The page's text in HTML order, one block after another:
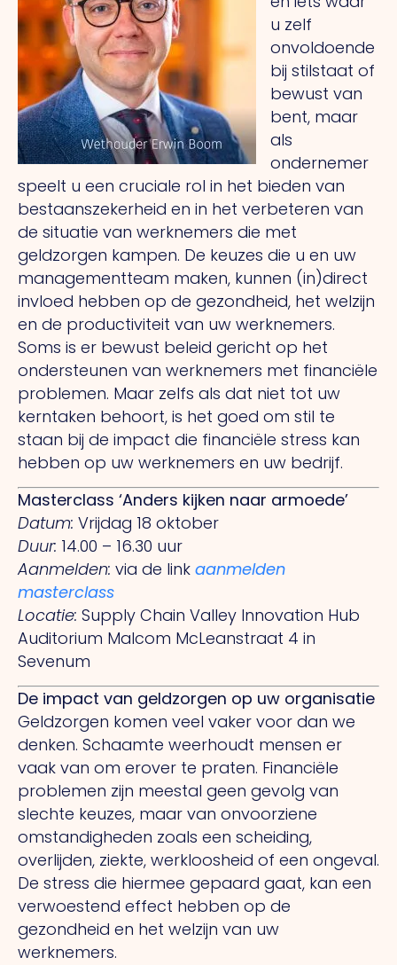
u zelf
onvoldoende
bij stilstaat of
bewust van
bent, maar
als
ondernemer
speelt u een cruciale rol in het bieden van
bestaanszekerheid en in het verbeteren van
de situatie van werknemers die met
geldzorgen kampen. De keuzes die u en uw
managementteam maken, kunnen (in)direct
invloed hebben op de gezondheid, het welzijn
en de productiviteit van uw werknemers.
Soms is er bewust beleid gericht op het
ondersteunen van werknemers met financiële
problemen. Maar zelfs als dat niet tot uw
kerntaken behoort, is het goed om stil te
staan bij de impact die financiële stress kan
hebben op uw werknemers en uw bedrijf.
Masterclass ‘Anders kijken naar armoede’
Datum: Vrijdag 18 oktober
Duur: 14.00 – 16.30 uur
Aanmelden: via de link aanmelden
masterclass
Locatie: Supply Chain Valley Innovation Hub
Auditorium Malcom McLeanstraat 4 in
Sevenum
De impact van geldzorgen op uw organisatie
Geldzorgen komen veel vaker voor dan we
denken. Schaamte weerhoudt mensen er
vaak van om erover te praten. Financiële
problemen zijn meestal geen gevolg van
slechte keuzes, maar van onvoorziene
omstandigheden zoals een scheiding,
overlijden, ziekte, werkloosheid of een ongeval.
De stress die hiermee gepaard gaat, kan een
verwoestend effect hebben op de
gezondheid en het welzijn van uw
werknemers.